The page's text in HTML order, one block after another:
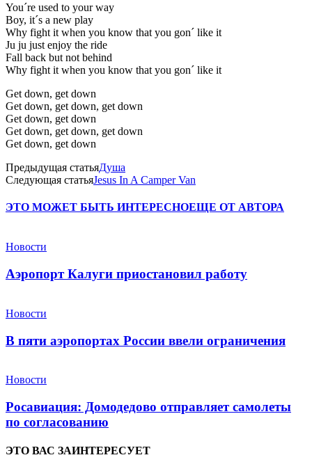
You´re used to your way
Boy, it´s a new play
Why fight it when you know that you gon´ like it
Ju ju just enjoy the ride
Fall back but not behind
Why fight it when you know that you gon´ like it
Get down, get down
Get down, get down, get down
Get down, get down
Get down, get down, get down
Get down, get down
Предыдущая статьяДуша
Следующая статьяJesus In A Camper Van
ЭТО МОЖЕТ БЫТЬ ИНТЕРЕСНОЕЩЕ ОТ АВТОРА
Новости
Аэропорт Калуги приостановил работу
Новости
В пяти аэропортах России ввели ограничения
Новости
Росавиация: Домодедово отправляет самолеты
по согласованию
ЭТО ВАС ЗАИНТЕРЕСУЕТ